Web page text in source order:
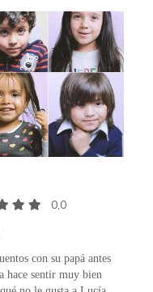
0,0
con su papá antes
hace sentir muy bien